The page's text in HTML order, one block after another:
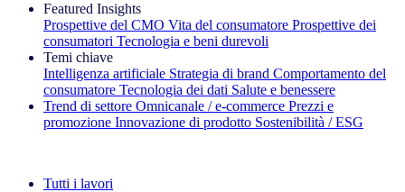
Featured Insights
Prospettive del CMO Vita del consumatore Prospettive dei
consumatori Tecnologia e beni durevoli
Temi chiave
Intelligenza artificiale Strategia di brand Comportamento del
consumatore Tecnologia dei dati Salute e benessere
Trend di settore Omnicanale / e‑commerce Prezzi e
promozione Innovazione di prodotto Sostenibilità / ESG
Tutti i lavori